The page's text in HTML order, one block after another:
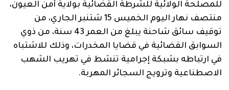
للمصلحة الولائية للشرطة القضائية بولاية أمن العيون،
منتصف نهار اليوم الخميس 15 شتنبر الجاري، من
توقيف سائق شاحنة يبلغ من العمر 43 سنة، من ذوي
السوابق القضائية في قضايا المخدرات، وذلك للاشتباه
في ارتباطه بشبكة إجرامية تنشط في تهريب الشهب
الاصطناعية وترويج السجائر المهربة.